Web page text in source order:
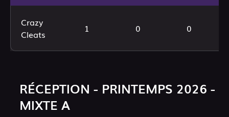
Crazy
Cleats
1 0 0
RÉCEPTION - PRINTEMPS 2026 -
MIXTE A